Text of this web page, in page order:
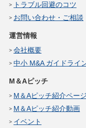
トラブル回避のコツ
お問い合わせ・ご相談
運営情報
会社概要
中小 M&A ガイドライ
M＆Aピッチ
M＆Aピッチ紹介ページ
M＆Aピッチ紹介動画
イベント